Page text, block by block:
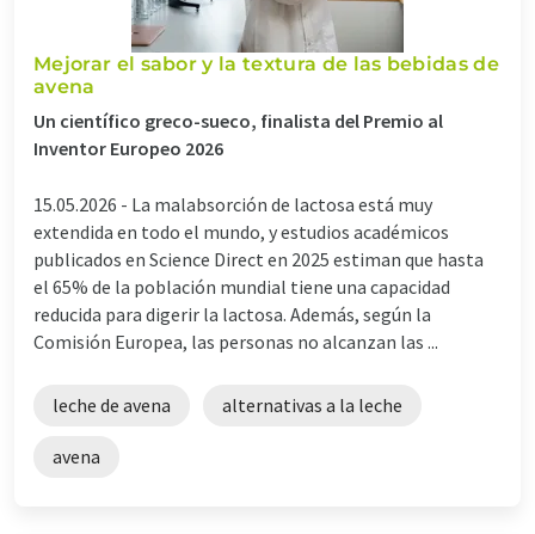
Mejorar el sabor y la textura de las bebidas de
avena
Un científico greco-sueco, finalista del Premio al
Inventor Europeo 2026
15.05.2026 - La malabsorción de lactosa está muy
extendida en todo el mundo, y estudios académicos
publicados en Science Direct en 2025 estiman que hasta
el 65% de la población mundial tiene una capacidad
reducida para digerir la lactosa. Además, según la
Comisión Europea, las personas no alcanzan las ...
leche de avena alternativas a la leche
avena